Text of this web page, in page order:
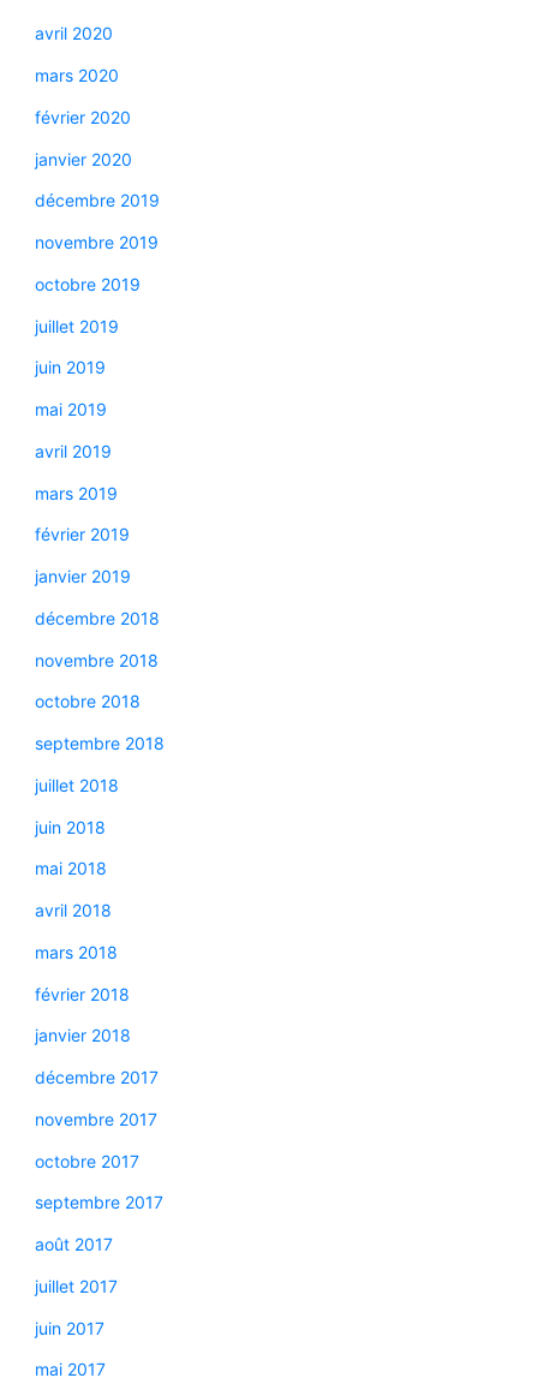
avril 2020
mars 2020
février 2020
janvier 2020
décembre 2019
novembre 2019
octobre 2019
juillet 2019
juin 2019
mai 2019
avril 2019
mars 2019
février 2019
janvier 2019
décembre 2018
novembre 2018
octobre 2018
septembre 2018
juillet 2018
juin 2018
mai 2018
avril 2018
mars 2018
février 2018
janvier 2018
décembre 2017
novembre 2017
octobre 2017
septembre 2017
août 2017
juillet 2017
juin 2017
mai 2017